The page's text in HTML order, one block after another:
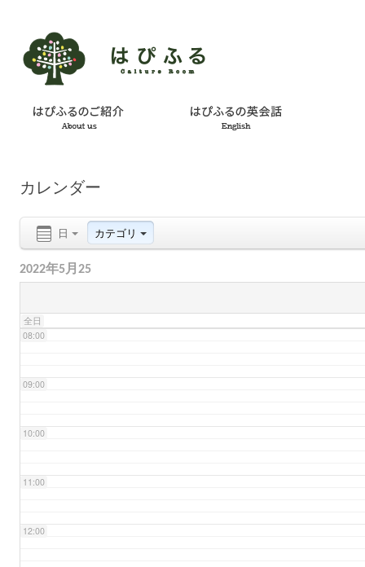
カレンダー
日 カテゴリ
2022年5月25
全日
02:00
05:00
06:00
07:00
08:00
09:00
10:00
11:00
12:00